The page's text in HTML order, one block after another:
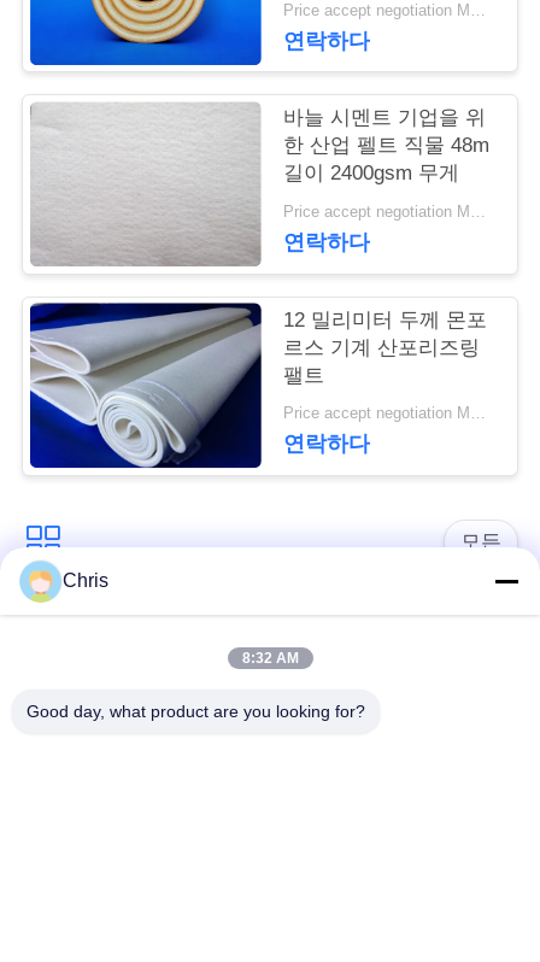
세
요
스
인
용
문
을
요
구
요
Price accept negotiation MOQ:1m2
연락하다
바늘 시멘트 기업을 위
한 산업 펠트 직물 48m
길이 2400gsm 무게
Price accept negotiation MOQ:1 PC
연락하다
12 밀리미터 두께 몬포
르스 기계 산포리즈링
팰트
Price accept negotiation MOQ:1개 조각
연락하다
모든
비 부직물 산업용 롤러
패널
산업용 벨트
Chris
8:32 AM
Good day, what product are you looking for?